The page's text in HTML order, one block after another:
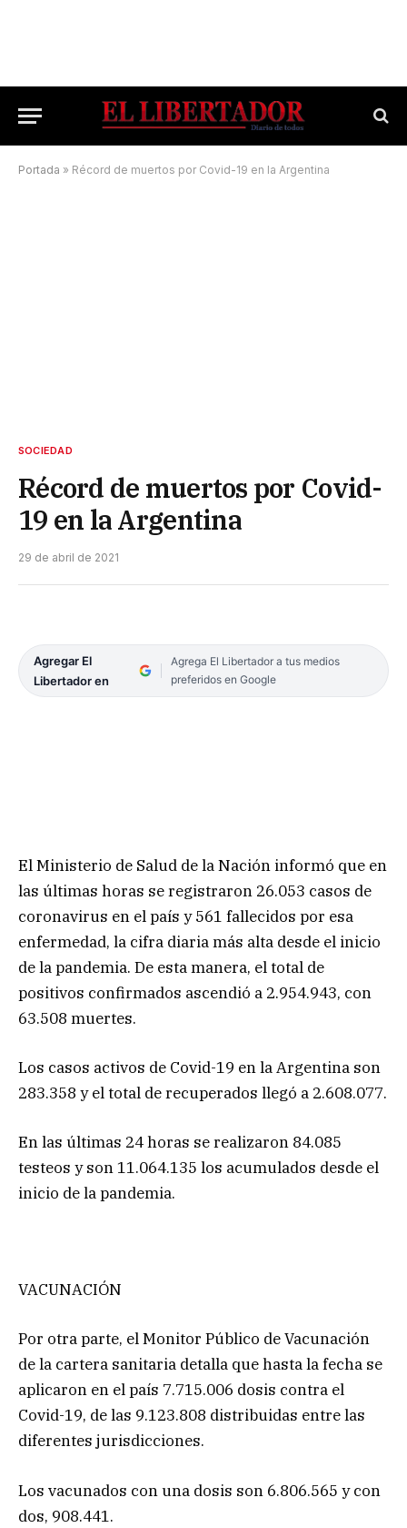
Portada » Récord de muertos por Covid-19 en la Argentina
SOCIEDAD
Récord de muertos por Covid-
19 en la Argentina
29 de abril de 2021
Agregar El
Libertador en
Agrega El Libertador a tus medios
preferidos en Google
El Ministerio de Salud de la Nación informó que en
las últimas horas se registraron 26.053 casos de
coronavirus en el país y 561 fallecidos por esa
enfermedad, la cifra diaria más alta desde el inicio
de la pandemia. De esta manera, el total de
positivos confirmados ascendió a 2.954.943, con
63.508 muertes.
Los casos activos de Covid-19 en la Argentina son
283.358 y el total de recuperados llegó a 2.608.077.
En las últimas 24 horas se realizaron 84.085
testeos y son 11.064.135 los acumulados desde el
inicio de la pandemia.
VACUNACIÓN
Por otra parte, el Monitor Público de Vacunación
de la cartera sanitaria detalla que hasta la fecha se
aplicaron en el país 7.715.006 dosis contra el
Covid-19, de las 9.123.808 distribuidas entre las
diferentes jurisdicciones.
Los vacunados con una dosis son 6.806.565 y con
dos, 908.441.